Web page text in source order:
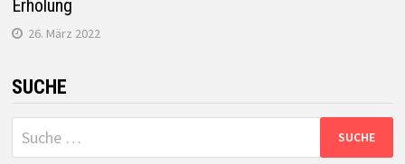
Erholung
26. März 2022
SUCHE
Suche
nach: